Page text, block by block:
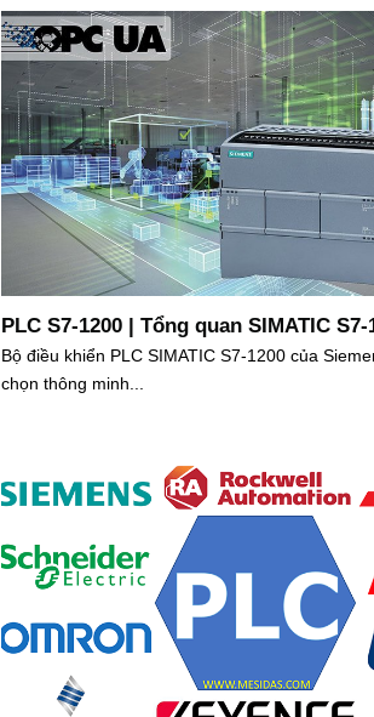
PLC S7-1200 | Tổng quan SIMATIC
Bộ điều khiển PLC SIMATIC S7-1200 của
chọn thông minh...